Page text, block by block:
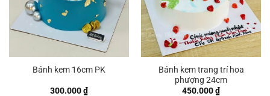
Bánh kem 16cm PK
300.000₫
Bánh kem trang trí hoa
phượng 24cm
450.000₫